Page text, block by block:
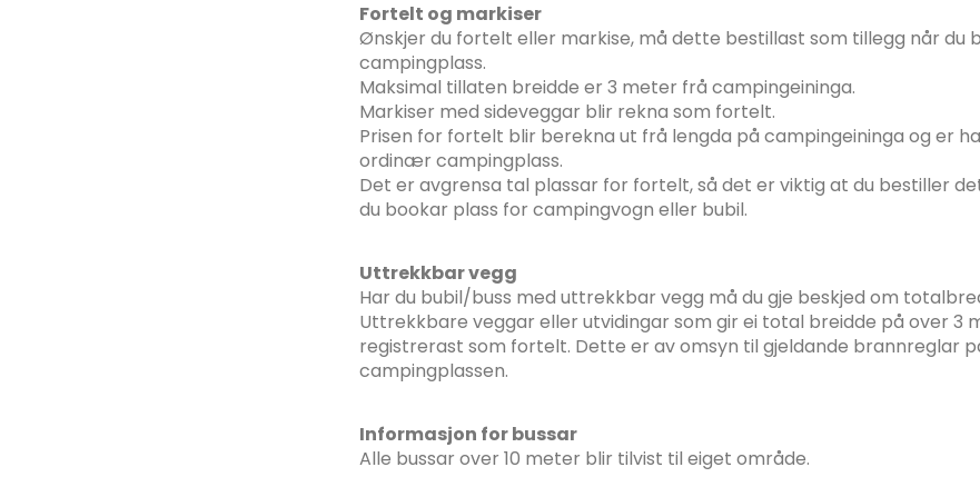
Fortelt og markiser
Ønskjer du fortelt eller markise, må dette bestillast som tillegg når du
campingplass.
Maksimal tillaten breidde er 3 meter frå campingeininga.
Markiser med sideveggar blir rekna som fortelt.
Prisen for fortelt blir berekna ut frå lengda på campingeininga og er
ordinær campingplass.
Det er avgrensa tal plassar for fortelt, så det er viktig at du bestiller
du bookar plass for campingvogn eller bubil.
Uttrekkbar vegg
Har du bubil/buss med uttrekkbar vegg må du gje beskjed om
Uttrekkbare veggar eller utvidingar som gir ei total breidde på over 3
registrerast som fortelt. Dette er av omsyn til gjeldande brannreglar
campingplassen.
Informasjon for bussar
Alle bussar over 10 meter blir tilvist til eiget område.